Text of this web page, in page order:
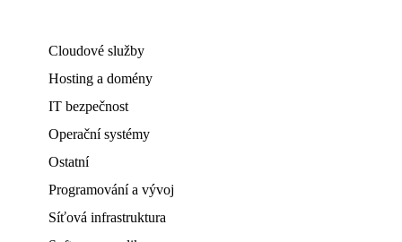
Cloudové služby
Hosting a domény
IT bezpečnost
Operační systémy
Ostatní
Programování a vývoj
Síťová infrastruktura